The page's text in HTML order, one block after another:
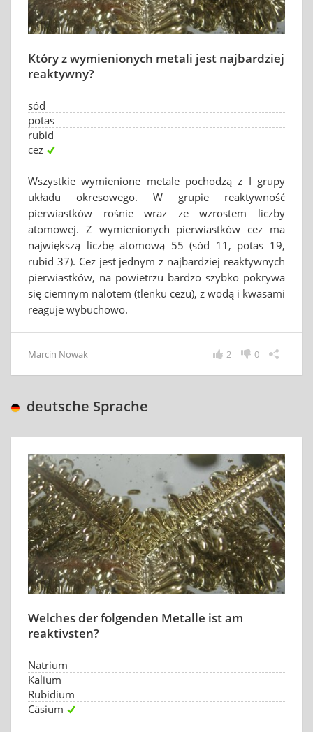
Który z wymienionych metali jest najbardziej
reaktywny?
sód
potas
rubid
cez
Wszystkie wymienione metale pochodzą z I grupy
układu okresowego. W grupie reaktywność
pierwiastków rośnie wraz ze wzrostem liczby
atomowej. Z wymienionych pierwiastków cez ma
największą liczbę atomową 55 (sód 11, potas 19,
rubid 37). Cez jest jednym z najbardziej reaktywnych
pierwiastków, na powietrzu bardzo szybko pokrywa
się ciemnym nalotem (tlenku cezu), z wodą i kwasami
reaguje wybuchowo.
Marcin Nowak 0
2
deutsche Sprache
Welches der folgenden Metalle ist am
reaktivsten?
Natrium
Kalium
Rubidium
Cäsium